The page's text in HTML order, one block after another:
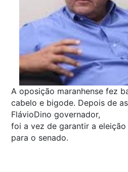
A oposição maranhense fez
cabelo e bigode. Depois de
FlávioDino governador,
foi a vez de garantir a
para o senado.